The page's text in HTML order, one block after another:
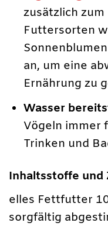
zusätzlich
Futtersorten
an, um eine
Ernährung zu
Wasser
Vögeln immer
Trinken und
Inhaltsstoffe und
elles Fettfutter
sorgfältig